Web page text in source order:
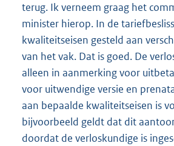
terug. Ik verneem graag het
minister hierop. In de
kwaliteitseisen gesteld aan
van het vak. Dat is goed. De
alleen in aanmerking voor
voor uitwendige versie en
aan bepaalde kwaliteitseisen is
bijvoorbeeld geldt dat dit
doordat de verloskundige is